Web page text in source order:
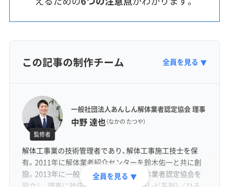
この記事の制作チーム 全員を見る ▼
監修者
一般社団法人あんしん解体業者認定協会 理事
中野 達也（なかの たつや）
解体工事業の技術管理者であり、解体工事施工技士を保
有。2011年に解体業者紹介センターを鈴木佑一と共に創
設。2013年に一般社団法人あんしん解体業者認定協会を
全員を見る ▼